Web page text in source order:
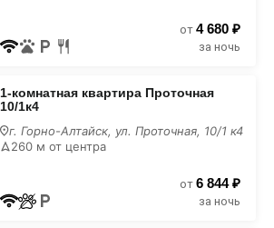
от 4 680 ₽
за ночь
1-комнатная квартира Проточная
10/1к4
г. Горно-Алтайск, ул. Проточная, 10/1 к4
260 м от центра
от 6 844 ₽
за ночь